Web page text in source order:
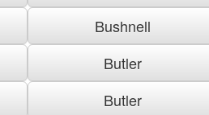
Bushnell
Butler
Butler